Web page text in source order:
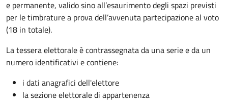
e permanente, valido sino all’esaurimento degli spazi previsti
per le timbrature a prova dell’avvenuta partecipazione al voto
(18 in totale).
La tessera elettorale è contrassegnata da una serie e da un
numero identificativi e contiene:
i dati anagrafici dell'elettore
la sezione elettorale di appartenenza